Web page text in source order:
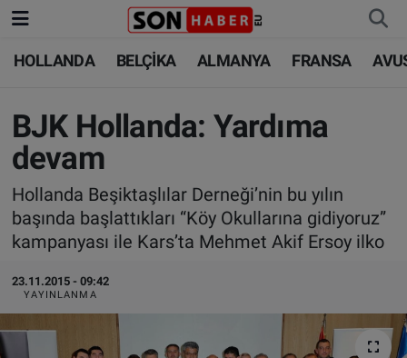
HOLLANDA BELÇİKA ALMANYA FRANSA
BJK Hollanda: Yardıma
devam
Hollanda Beşiktaşlılar Derneği’nin bu yılın
başında başlattıkları “Köy Okullarına gidiyoruz”
kampanyası ile Kars’ta Mehmet Akif Ersoy ilko
23.11.2015 - 09:42
YAYINLANMA
HOLLANDA
BELÇİKA
ALMANYA
FRANSA
AVUSTURYA
SAĞLIK - YAŞAM
BİLİM-TEKNOLOJİ
HOLLANDA
BELÇİKA
ALMANYA
TÜRKİYE
DÜNYA
BİLİM-TEKNOLOJİ
SAĞLIK
Nöbetçi Eczaneler
Hava Durumu
Trafik Durumu
Süper Lig Puan Durumu ve Fikstür
Tüm Manşetler
Son Dakika Haberleri
Haber Arşivi